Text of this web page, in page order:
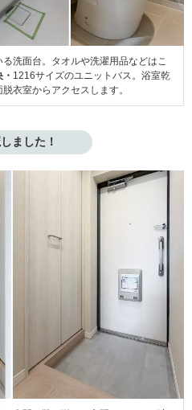
洗面台。タオルや洗濯用品などはこ
1216サイズのユニットバス。浴室乾
脱衣室からアクセスします。
ました！